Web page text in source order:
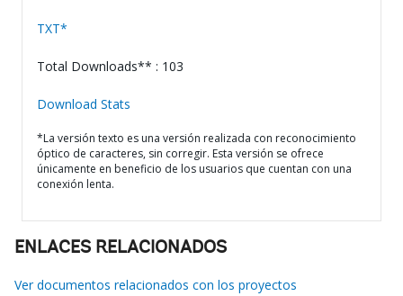
TXT*
Total Downloads** : 103
Download Stats
*La versión texto es una versión realizada con reconocimiento
óptico de caracteres, sin corregir. Esta versión se ofrece
únicamente en beneficio de los usuarios que cuentan con una
conexión lenta.
ENLACES RELACIONADOS
Ver documentos relacionados con los proyectos